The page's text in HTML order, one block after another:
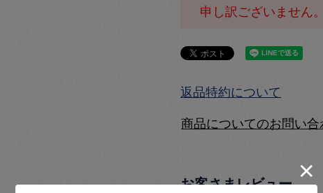
申し訳ございません
返品特約について
商品についてのお問い